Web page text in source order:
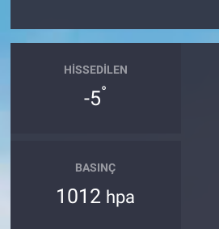
HISSEDILEN
-5°
BASINÇ
1012 hpa